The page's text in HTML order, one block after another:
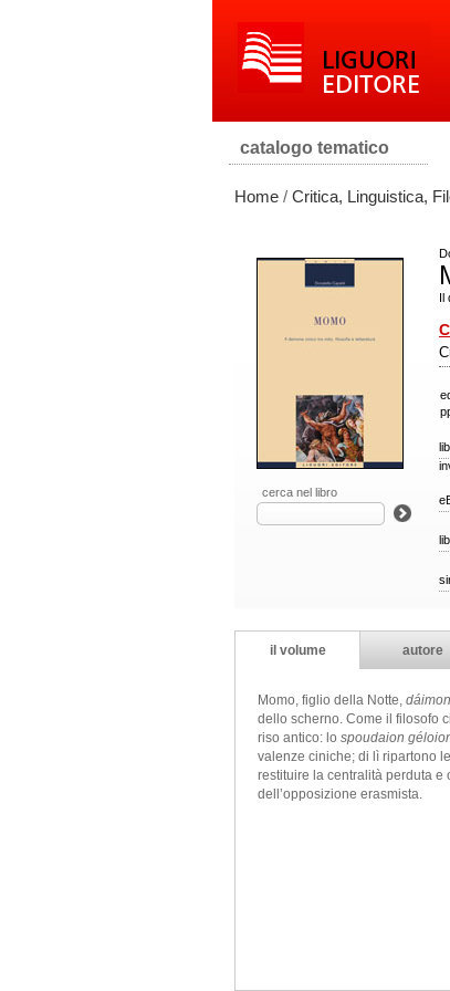
catalogo tematico
Home / Critica, Linguistica,
cerca nel libro
Il
il volume autore
Momo, figlio della Notte, dáimon
dello scherno. Come il filosofo
riso antico: lo spoudaion
valenze ciniche; di lì ripartono
restituire la centralità perduta e
dell’opposizione erasmista.